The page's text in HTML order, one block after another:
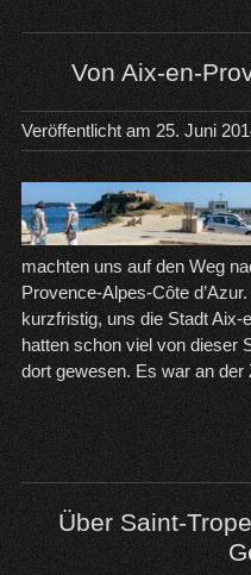
Von Aix-en-
Veröffentlicht am 25. Juni
machten uns auf den Weg
Provence-Alpes-Côte
kurzfristig, uns die Stadt
hatten schon viel von dieser
dort gewesen. Es war an
Über Saint-